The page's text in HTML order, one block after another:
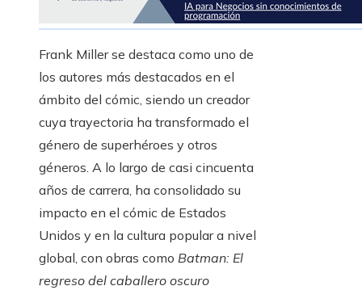
Frank Miller se destaca como uno de
los autores más destacados en el
ámbito del cómic, siendo un creador
cuya trayectoria ha transformado el
género de superhéroes y otros
géneros. A lo largo de casi cincuenta
años de carrera, ha consolidado su
impacto en el cómic de Estados
Unidos y en la cultura popular a nivel
global, con obras como Batman: El
regreso del caballero oscuro